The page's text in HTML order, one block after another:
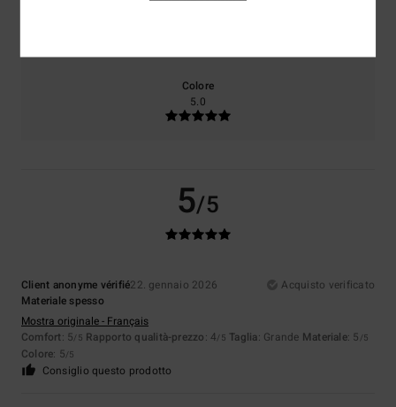
Colore
5.0
5/5
Client anonyme vérifié22. gennaio 2026
Acquisto verificato
Materiale spesso
Mostra originale - Français
Comfort: 5/5 Rapporto qualità-prezzo: 4/5 Taglia: Grande Materiale: 5 /5
Colore: 5/5
Consiglio questo prodotto